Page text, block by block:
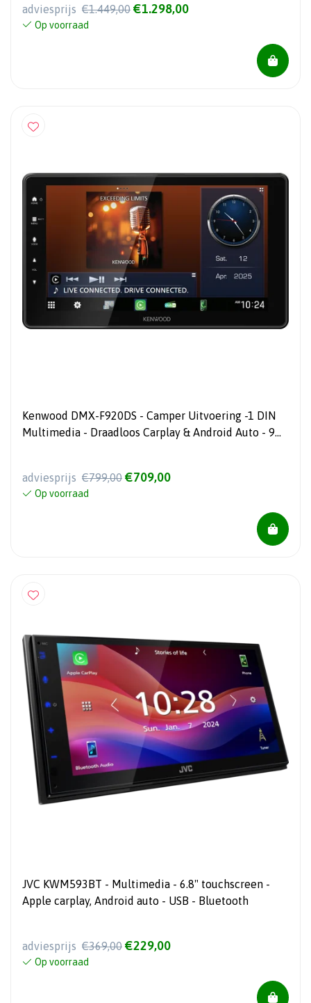
adviesprijs €1.449,00 €1.298,00
Op voorraad
Kenwood DMX-F920DS - Camper Uitvoering -1 DIN
Multimedia - Draadloos Carplay & Android Auto - 9
adviesprijs €799,00 €709,00
Op voorraad
JVC KWM593BT - Multimedia - 6.8" touchscreen -
Apple carplay, Android auto - USB - Bluetooth
adviesprijs €369,00 €229,00
Op voorraad